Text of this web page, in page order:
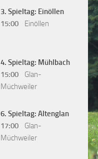
3. Spieltag: Einöllen
15:00
Einöllen
4. Spieltag: Mühlbach
15:00
Glan-
Müchweiler
6. Spieltag: Altenglan
17:00
Glan-
Müchweiler